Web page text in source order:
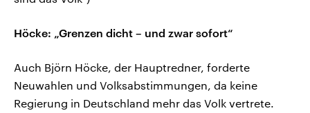
Höcke: „Grenzen dicht – und zwar sofort“
Auch Björn Höcke, der Hauptredner, forderte
Neuwahlen und Volksabstimmungen, da keine
Regierung in Deutschland mehr das Volk vertrete.